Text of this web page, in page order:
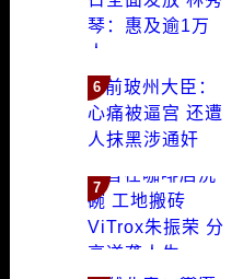
6
7